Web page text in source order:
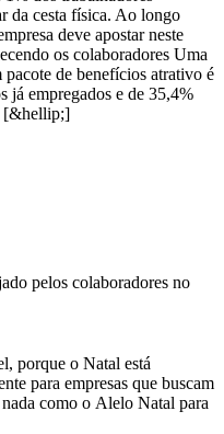
da cesta física. Ao longo
deve apostar neste
os colaboradores Uma
de benefícios atrativo é
já empregados e de 35,4%
[&hellip;]
porque o Natal está
para empresas que buscam
como o Alelo Natal para